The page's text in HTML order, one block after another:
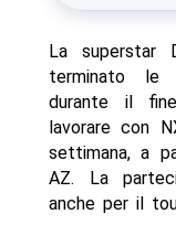
La superstar
terminato le
durante il
lavorare con
settimana, a
AZ. La
anche per il